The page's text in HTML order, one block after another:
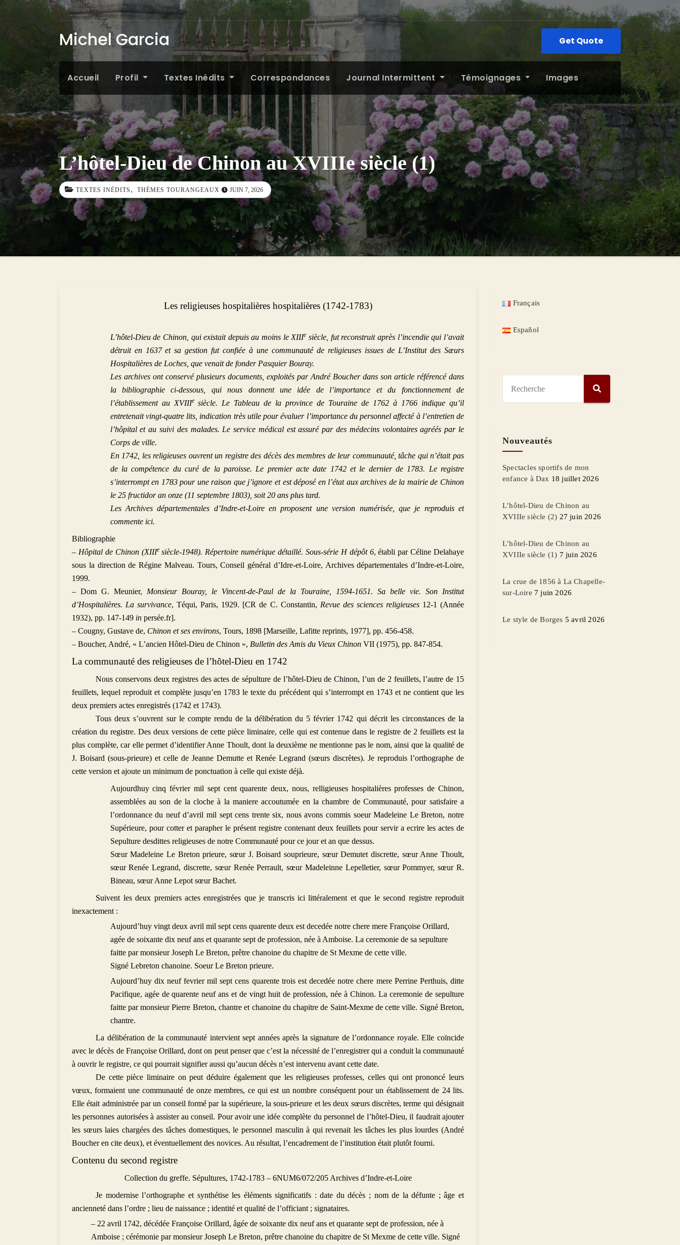
Michel Garcia Get Quote
Accueil Profil Textes Inédits Correspondances Journal Intermittent Témoignages Images
L’hôtel-Dieu de Chinon au XVIIIe siècle (1)
TEXTES INÉDITS , THÈMES TOURANGEAUX JUIN 7, 2026
Les religieuses hospitalières hospitalières (1742-1783)
L’hôtel-Dieu de Chinon, qui existait depuis au moins le XIIIe siècle, fut reconstruit après l’incendie qui l’avait
détruit en 1637 et sa gestion fut confiée à une communauté de religieuses issues de L’Institut des Sœurs
Hospitalières de Loches, que venait de fonder Pasquier Bouray.
Les archives ont conservé plusieurs documents, exploités par André Boucher dans son article référencé dans
la bibliographie ci-dessous, qui nous donnent une idée de l’importance et du fonctionnement de
l’établissement au XVIIIesiècle. Le Tableau de la province de Touraine de 1762 à 1766 indique qu’il
entretenait vingt-quatre lits, indication très utile pour évaluer l’importance du personnel affecté à l’entretien de
l’hôpital et au suivi des malades. Le service médical est assuré par des médecins volontaires agréés par le
Corps de ville.
En 1742, les religieuses ouvrent un registre des décès des membres de leur communauté, tâche qui n’était pas
de la compétence du curé de la paroisse. Le premier acte date 1742 et le dernier de 1783. Le registre
s’interrompt en 1783 pour une raison que j’ignore et est déposé en l’état aux archives de la mairie de Chinon
le 25 fructidor an onze (11 septembre 1803), soit 20 ans plus tard.
Les Archives départementales d’Indre-et-Loire en proposent une version numérisée, que je reproduis et
commente ici.
Bibliographie
– Hôpital de Chinon (XIIIesiècle-1948). Répertoire numérique détaillé. Sous-série H dépôt 6, établi par Céline Delahaye
sous la direction de Régine Malveau. Tours, Conseil général d’Idre-et-Loire, Archives départementales d’Indre-et-Loire,
1999.
– Dom G. Meunier, Monsieur Bouray, le Vincent-de-Paul de la Touraine, 1594-1651. Sa belle vie. Son Institut
d’Hospitalières. La survivance, Téqui, Paris, 1929. [CR de C. Constantin, Revue des sciences religieuses12-1 (Année
1932), pp. 147-149 in persée.fr].
– Cougny, Gustave de, Chinon et ses environs, Tours, 1898 [Marseille, Lafitte reprints, 1977], pp. 456-458.
– Boucher, André, « L’ancien Hôtel-Dieu de Chinon », Bulletin des Amis du Vieux Chinon VII (1975), pp. 847-854.
La communauté des religieuses de l’hôtel-Dieu en 1742
Nous conservons deux registres des actes de sépulture de l’hôtel-Dieu de Chinon, l’un de 2 feuillets, l’autre de 15
feuillets, lequel reproduit et complète jusqu’en 1783 le texte du précédent qui s’interrompt en 1743 et ne contient que les
deux premiers actes enregistrés (1742 et 1743).
Tous deux s’ouvrent sur le compte rendu de la délibération du 5 février 1742 qui décrit les circonstances de la
création du registre. Des deux versions de cette pièce liminaire, celle qui est contenue dans le registre de 2 feuillets est la
plus complète, car elle permet d’identifier Anne Thoult, dont la deuxième ne mentionne pas le nom, ainsi que la qualité de
J. Boisard (sous-prieure) et celle de Jeanne Demutte et Renée Legrand (sœurs discrètes). Je reproduis l’orthographe de
cette version et ajoute un minimum de ponctuation à celle qui existe déjà.
Aujourdhuy cinq février mil sept cent quarente deux, nous, relligieuses hospitalières professes de Chinon,
assemblées au son de la cloche à la maniere accoutumée en la chambre de Communauté, pour satisfaire a
l’ordonnance du neuf d’avril mil sept cens trente six, nous avons commis soeur Madeleine Le Breton, notre
Supérieure, pour cotter et parapher le présent registre contenant deux feuillets pour servir a ecrire les actes de
Sepulture desdittes religieuses de notre Communauté pour ce jour et an que dessus.
Sœur Madeleine Le Breton prieure, sœur J. Boisard souprieure, sœur Demutet discrette, sœur Anne Thoult,
sœur Renée Legrand, discrette, sœur Renée Perrault, sœur Madeleinne Lepelletier, sœur Pommyer, sœur R.
Bineau, sœur Anne Lepot sœur Bachet.
Suivent les deux premiers actes enregistrées que je transcris ici littéralement et que le second registre reproduit
inexactement :
Aujourd’huy vingt deux avril mil sept cens quarente deux est decedée notre chere mere Françoise Orillard,
agée de soixante dix neuf ans et quarante sept de profession, née à Amboise. La ceremonie de sa sepulture
faitte par monsieur Joseph Le Breton, prêtre chanoine du chapitre de St Mexme de cette ville.
Signé Lebreton chanoine. Soeur Le Breton prieure.
Aujourd’huy dix neuf fevrier mil sept cens quarente trois est decedée notre chere mere Perrine Perthuis, ditte
Pacifique, agée de quarente neuf ans et de vingt huit de profession, née à Chinon. La ceremonie de sepulture
faitte par monsieur Pierre Breton, chantre et chanoine du chapitre de Saint-Mexme de cette ville. Signé Breton,
chantre.
La délibération de la communauté intervient sept années après la signature de l’ordonnance royale. Elle coïncide
avec le décès de Françoise Orillard, dont on peut penser que c’est la nécessité de l’enregistrer qui a conduit la communauté
à ouvrir le registre, ce qui pourrait signifier aussi qu’aucun décès n’est intervenu avant cette date.
De cette pièce liminaire on peut déduire également que les religieuses professes, celles qui ont prononcé leurs
vœux, formaient une communauté de onze membres, ce qui est un nombre conséquent pour un établissement de 24 lits.
Elle était administrée par un conseil formé par la supérieure, la sous-prieure et les deux sœurs discrètes, terme qui désignait
les personnes autorisées à assister au conseil. Pour avoir une idée complète du personnel de l’hôtel-Dieu, il faudrait ajouter
les sœurs laies chargées des tâches domestiques, le personnel masculin à qui revenait les tâches les plus lourdes (André
Boucher en cite deux), et éventuellement des novices. Au résultat, l’encadrement de l’institution était plutôt fourni.
Contenu du second registre
Collection du greffe. Sépultures, 1742-1783 – 6NUM6/072/205 Archives d’Indre-et-Loire
Je modernise l’orthographe et synthétise les éléments significatifs : date du décès ; nom de la défunte ; âge et
ancienneté dans l’ordre ; lieu de naissance ; identité et qualité de l’officiant ; signataires.
– 22 avril 1742, décédée Françoise Orillard, âgée de soixante dix neuf ans et quarante sept de profession, née à
Amboise ; cérémonie par monsieur Joseph Le Breton, prêtre chanoine du chapitre de St Mexme de cette ville. Signé
Français
Español
Nouveautés
Spectacles sportifs de mon
enfance à Dax 18 juillet 2026
L’hôtel-Dieu de Chinon au
XVIIIe siècle (2) 27 juin 2026
L’hôtel-Dieu de Chinon au
XVIIIe siècle (1) 7 juin 2026
La crue de 1856 à La Chapelle-
sur-Loire 7 juin 2026
Le style de Borges 5 avril 2026